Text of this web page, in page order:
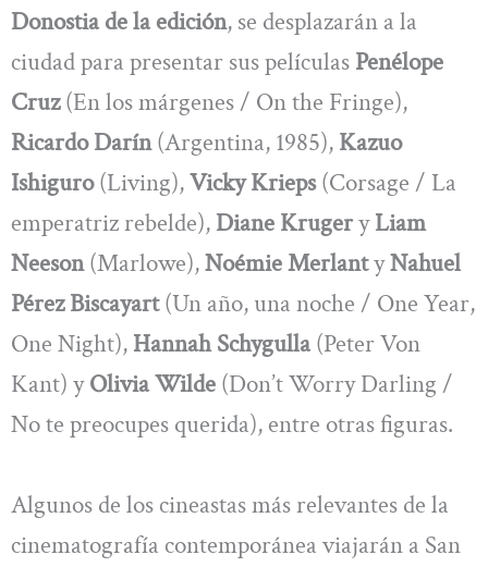
Donostia de la edición, se desplazarán a la
ciudad para presentar sus películas Penélope
Cruz(En los márgenes / On the Fringe),
Ricardo Darín(Argentina, 1985), Kazuo
Ishiguro(Living),Vicky Krieps(Corsage / La
emperatriz rebelde), Diane KrugeryLiam
Neeson(Marlowe),Noémie MerlantyNahuel
Pérez Biscayart(Un año, una noche / One Year,
One Night), Hannah Schygulla(Peter Von
Kant) yOlivia Wilde (Don’t Worry Darling /
No te preocupes querida), entre otras figuras.
Algunos de los cineastas más relevantes de la
cinematografía contemporánea viajarán a San